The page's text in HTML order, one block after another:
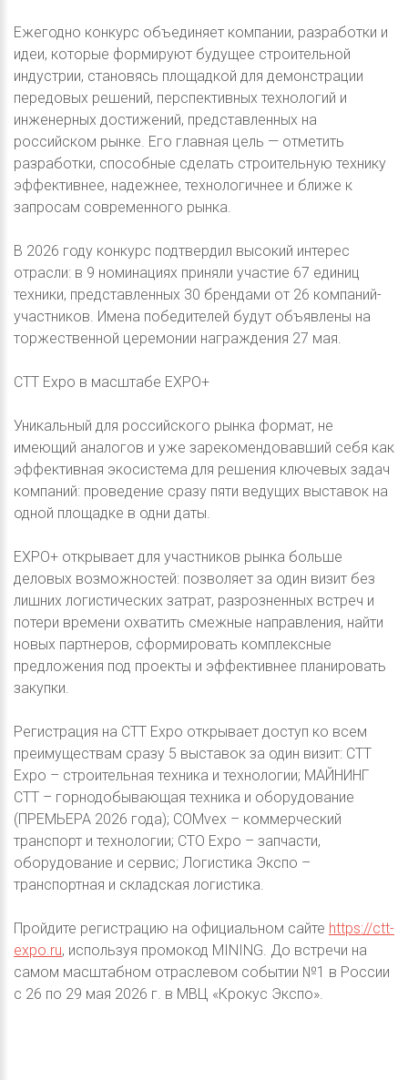
Ежегодно конкурс объединяет компании, разработки и
идеи, которые формируют будущее строительной
индустрии, становясь площадкой для демонстрации
передовых решений, перспективных технологий и
инженерных достижений, представленных на
российском рынке. Его главная цель — отметить
разработки, способные сделать строительную технику
эффективнее, надежнее, технологичнее и ближе к
запросам современного рынка.
В 2026 году конкурс подтвердил высокий интерес
отрасли: в 9 номинациях приняли участие 67 единиц
техники, представленных 30 брендами от 26 компаний-
участников. Имена победителей будут объявлены на
торжественной церемонии награждения 27 мая.
CTT Expo в масштабе EXPO+
Уникальный для российского рынка формат, не
имеющий аналогов и уже зарекомендовавший себя как
эффективная экосистема для решения ключевых задач
компаний: проведение сразу пяти ведущих выставок на
одной площадке в одни даты.
EXPO+ открывает для участников рынка больше
деловых возможностей: позволяет за один визит без
лишних логистических затрат, разрозненных встреч и
потери времени охватить смежные направления, найти
новых партнеров, сформировать комплексные
предложения под проекты и эффективнее планировать
закупки.
Регистрация на CTT Expo открывает доступ ко всем
преимуществам сразу 5 выставок за один визит: СТТ
Expo – строительная техника и технологии; МАЙНИНГ
СТТ – горнодобывающая техника и оборудование
(ПРЕМЬЕРА 2026 года); COMvex – коммерческий
транспорт и технологии; СТО Expo – запчасти,
оборудование и сервис; Логистика Экспо –
транспортная и складская логистика.
Пройдите регистрацию на официальном сайте https://ctt-
expo.ru, используя промокод MINING. До встречи на
самом масштабном отраслевом событии №1 в России
с 26 по 29 мая 2026 г. в МВЦ «Крокус Экспо».